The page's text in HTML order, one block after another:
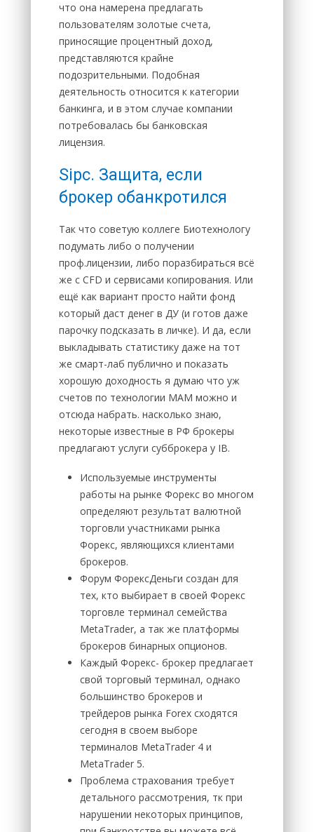
что она намерена предлагать
пользователям золотые счета,
приносящие процентный доход,
представляются крайне
подозрительными. Подобная
деятельность относится к категории
банкинга, и в этом случае компании
потребовалась бы банковская
лицензия.
Sipc. Защита, если
брокер обанкротился
Так что советую коллеге Биотехнологу
подумать либо о получении
проф.лицензии, либо поразбираться всё
же с CFD и сервисами копирования. Или
ещё как вариант просто найти фонд
который даст денег в ДУ (и готов даже
парочку подсказать в личке). И да, если
выкладывать статистику даже на тот
же смарт-лаб публично и показать
хорошую доходность я думаю что уж
счетов по технологии МАМ можно и
отсюда набрать. насколько знаю,
некоторые известные в РФ брокеры
предлагают услуги субброкера у IB.
Используемые инструменты
работы на рынке Форекс во многом
определяют результат валютной
торговли участниками рынка
Форекс, являющихся клиентами
брокеров.
Форум ФорексДеньги создан для
тех, кто выбирает в своей Форекс
торговле терминал семейства
MetaTrader, а так же платформы
брокеров бинарных опционов.
Каждый Форекс- брокер предлагает
свой торговый терминал, однако
большинство брокеров и
трейдеров рынка Forex сходятся
сегодня в своем выборе
терминалов MetaTrader 4 и
MetaTrader 5.
Проблема страхования требует
детального рассмотрения, тк при
нарушении некоторых принципов,